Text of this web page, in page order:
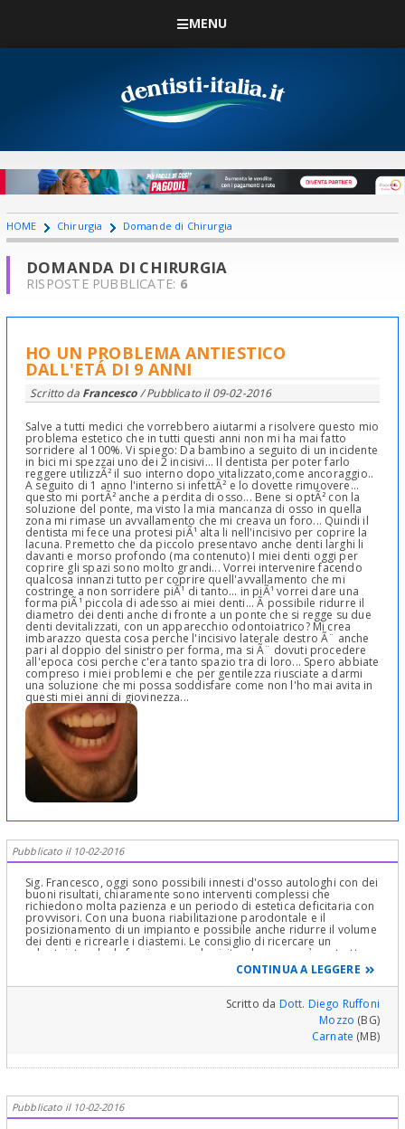
MENU
HOME Chirurgia Domande di Chirurgia
DOMANDA DI CHIRURGIA
RISPOSTE PUBBLICATE: 6
HO UN PROBLEMA ANTIESTICO
DALL'ETÁ DI 9 ANNI
Scritto da Francesco/ Pubblicato il 09-02-2016
Salve a tutti medici che vorrebbero aiutarmi a risolvere questo mio
problema estetico che in tutti questi anni non mi ha mai fatto
sorridere al 100%. Vi spiego: Da bambino a seguito di un incidente
in bici mi spezzai uno dei 2 incisivi... Il dentista per poter farlo
reggere utilizzÃ² il suo interno dopo vitalizzato,come ancoraggio..
A seguito di 1 anno l'interno si infettÃ² e lo dovette rimuovere...
questo mi portÃ² anche a perdita di osso... Bene si optÃ² con la
soluzione del ponte, ma visto la mia mancanza di osso in quella
zona mi rimase un avvallamento che mi creava un foro... Quindi il
dentista mi fece una protesi piÃ¹ alta li nell'incisivo per coprire la
lacuna. Premetto che da piccolo presentavo anche denti larghi li
davanti e morso profondo (ma contenuto) I miei denti oggi per
coprire gli spazi sono molto grandi... Vorrei intervenire facendo
qualcosa innanzi tutto per coprire quell'avvallamento che mi
costringe a non sorridere piÃ¹ di tanto... in piÃ¹ vorrei dare una
forma piÃ¹ piccola di adesso ai miei denti... Ã possibile ridurre il
diametro dei denti anche di fronte a un ponte che si regge su due
denti devitalizzati, con un apparecchio odontoiatrico? Mi crea
imbarazzo questa cosa perche l'incisivo laterale destro Ã¨ anche
pari al doppio del sinistro per forma, ma si Ã¨ dovuti procedere
all'epoca cosi perche c'era tanto spazio tra di loro... Spero abbiate
compreso i miei problemi e che per gentilezza riusciate a darmi
una soluzione che mi possa soddisfare come non l'ho mai avita in
questi miei anni di giovinezza...
Pubblicato il 10-02-2016
Sig. Francesco, oggi sono possibili innesti d'osso autologhi con dei
buoni risultati, chiaramente sono interventi complessi che
richiedono molta pazienza e un periodo di estetica deficitaria con
provvisori. Con una buona riabilitazione parodontale e il
posizionamento di un impianto e possibile anche ridurre il volume
dei denti e ricrearle i diastemi. Le consiglio di ricercare un
odontoiatra che le faccia pagare la visita, che non sarà costretto a
farle solo un OPT e un preventivo, ma essendo retribuito potrà
occuparsi e impegnarsi profondamente nello studio del suo caso.
CONTINUA A LEGGERE
Scritto da Dott. Diego Ruffoni
Mozzo (BG)
Carnate (MB)
Pubblicato il 10-02-2016